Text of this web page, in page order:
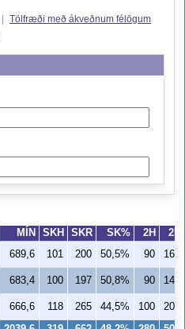
Tölfræði með ákveðnum félögum
MÍN SKH SKR SK% 2H
2R
689,6 101 200 50,5% 90
160
683,4 100 197 50,8% 90
142
666,6 118 265 44,5% 100 204